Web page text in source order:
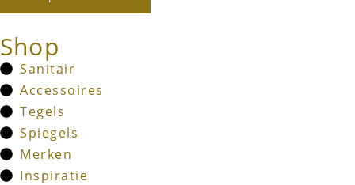
Shop
Sanitair
Accessoires
Tegels
Spiegels
Merken
Inspiratie